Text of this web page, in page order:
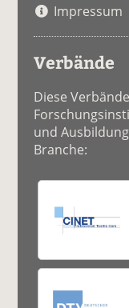
Impressum
Verbände
Diese
und
Branche: